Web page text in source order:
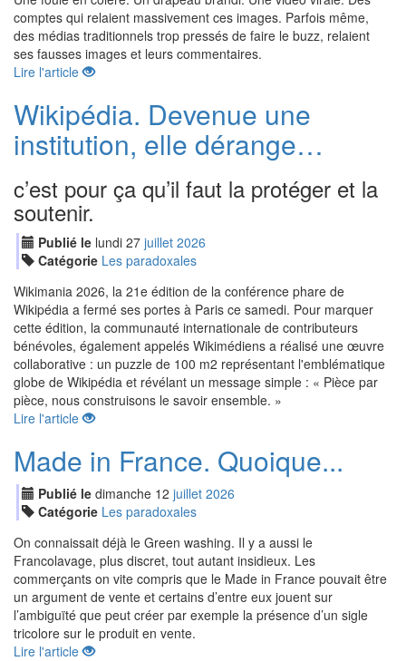
comptes qui relaient massivement ces images. Parfois même,
des médias traditionnels trop pressés de faire le buzz, relaient
ses fausses images et leurs commentaires.
Lire l'article
Wikipédia. Devenue une
institution, elle dérange…
c’est pour ça qu’il faut la protéger et la
soutenir.
Publié le lundi 27 juillet 2026
Catégorie Les paradoxales
Wikimania 2026, la 21e édition de la conférence phare de
Wikipédia a fermé ses portes à Paris ce samedi. Pour marquer
cette édition, la communauté internationale de contributeurs
bénévoles, également appelés Wikimédiens a réalisé une œuvre
collaborative : un puzzle de 100 m2 représentant l'emblématique
globe de Wikipédia et révélant un message simple : « Pièce par
pièce, nous construisons le savoir ensemble. »​
Lire l'article
Made in France. Quoique...
Publié le dimanche 12 juillet 2026
Catégorie Les paradoxales
On connaissait déjà le Green washing. Il y a aussi le
Francolavage, plus discret, tout autant insidieux. Les
commerçants on vite compris que le Made in France pouvait être
un argument de vente et certains d’entre eux jouent sur
l’ambiguïté que peut créer par exemple la présence d’un sigle
tricolore sur le produit en vente.
Lire l'article